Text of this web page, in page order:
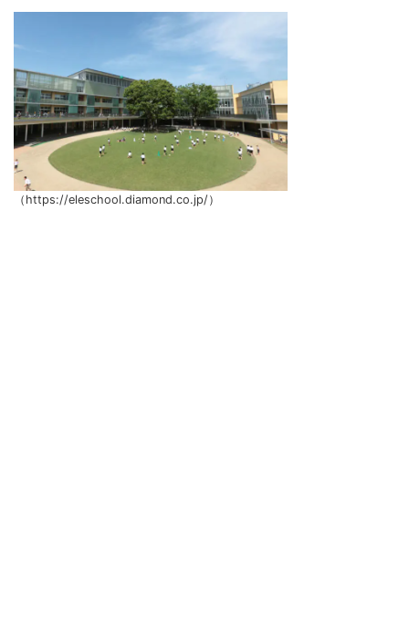
（https://eleschool.diamond.co.jp/）